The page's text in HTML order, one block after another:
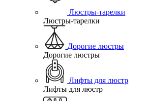
Люстры-тарелки
Люстры-тарелки
Дорогие люстры
Дорогие люстры
Лифты для люстр
Лифты для люстр